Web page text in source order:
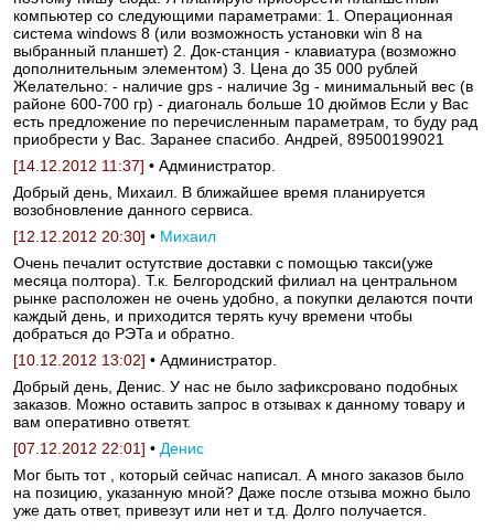
компьютер со следующими параметрами: 1. Операционная
система windows 8 (или возможность установки win 8 на
выбранный планшет) 2. Док-станция - клавиатура (возможно
дополнительным элементом) 3. Цена до 35 000 рублей
Желательно: - наличие gps - наличие 3g - минимальный вес (в
районе 600-700 гр) - диагональ больше 10 дюймов Если у Вас
есть предложение по перечисленным параметрам, то буду рад
приобрести у Вас. Заранее спасибо. Андрей, 89500199021
[14.12.2012 11:37] • Администратор.
Добрый день, Михаил. В ближайшее время планируется
возобновление данного сервиса.
[12.12.2012 20:30] • Михаил
Очень печалит остутствие доставки с помощью такси(уже
месяца полтора). Т.к. Белгородский филиал на центральном
рынке расположен не очень удобно, а покупки делаются почти
каждый день, и приходится терять кучу времени чтобы
добраться до РЭТа и обратно.
[10.12.2012 13:02] • Администратор.
Добрый день, Денис. У нас не было зафиксровано подобных
заказов. Можно оставить запрос в отзывах к данному товару и
вам оперативно ответят.
[07.12.2012 22:01] • Денис
Мог быть тот , который сейчас написал. А много заказов было
на позицию, указанную мной? Даже после отзыва можно было
уже дать ответ, привезут или нет и т.д. Долго получается.